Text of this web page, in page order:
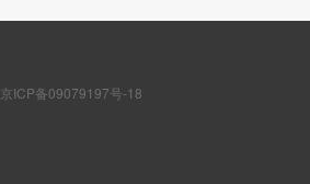
京ICP备09079197号-18